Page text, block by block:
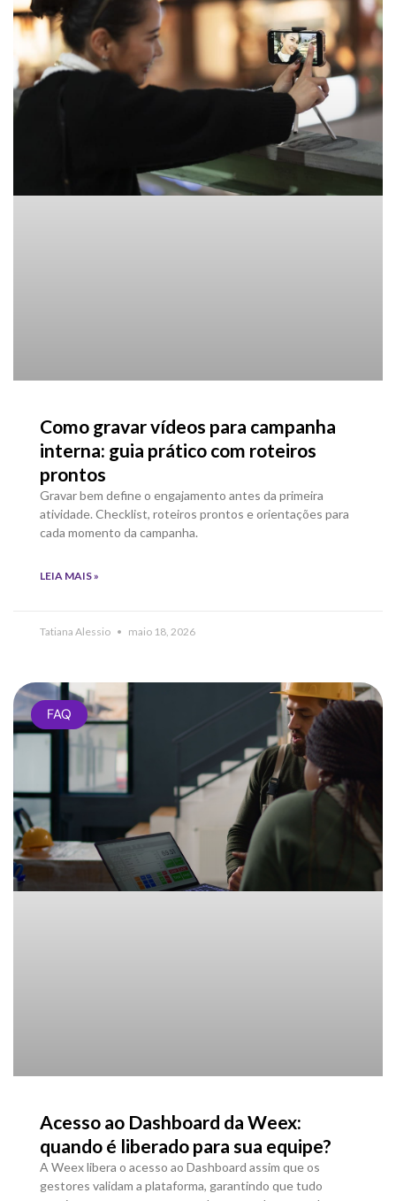
Como gravar vídeos para campanha
interna: guia prático com roteiros
prontos
Gravar bem define o engajamento antes da primeira
atividade. Checklist, roteiros prontos e orientações para
cada momento da campanha.
LEIA MAIS »
Tatiana Alessio maio 18, 2026
FAQ
Acesso ao Dashboard da Weex:
quando é liberado para sua equipe?
A Weex libera o acesso ao Dashboard assim que os
gestores validam a plataforma, garantindo que tudo